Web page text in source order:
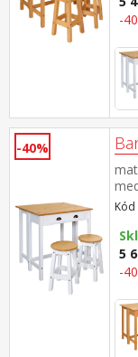
-
-40%
84
5
-